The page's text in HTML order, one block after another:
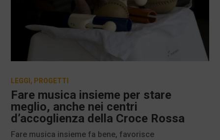
Fare musica insieme per stare
meglio, anche nei centri
d’accoglienza della Croce Rossa
LEGGI , PROGETTI
Fare musica insieme fa bene, favorisce